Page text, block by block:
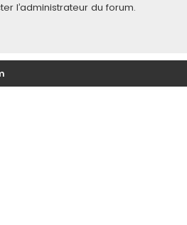
l’administrateur du forum.